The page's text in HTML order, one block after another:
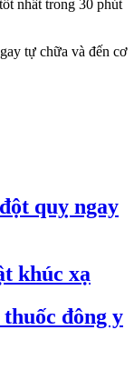
nhất trong 30 phút
tự chữa và đến cơ
quỵ ngay
khúc xạ
đông y